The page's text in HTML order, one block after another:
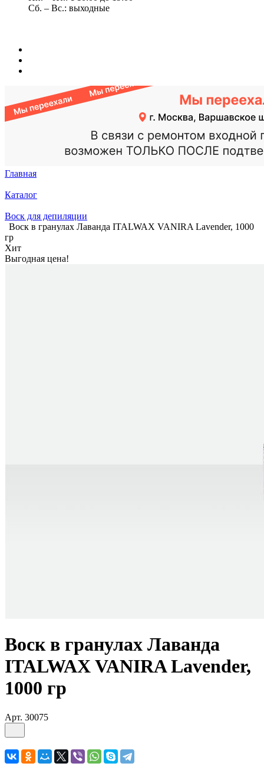
Сб. – Вс.: выходные
Главная
Каталог
Воск для депиляции
Воск в гранулах Лаванда ITALWAX VANIRA Lavender, 1000
гр
Хит
Выгодная цена!
Воск в гранулах Лаванда
ITALWAX VANIRA Lavender,
1000 гр
Арт. 30075